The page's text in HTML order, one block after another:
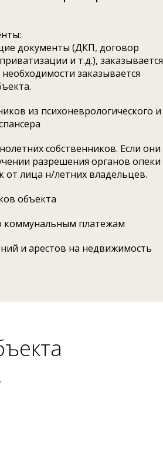
документы (ДКП, договор
и т.д.), заказывается
заказывается
из психоневрологического и
собственников. Если они
разрешения органов опеки
от лица н/летних владельцев.
объекта
коммунальным платежам
и арестов на недвижимость